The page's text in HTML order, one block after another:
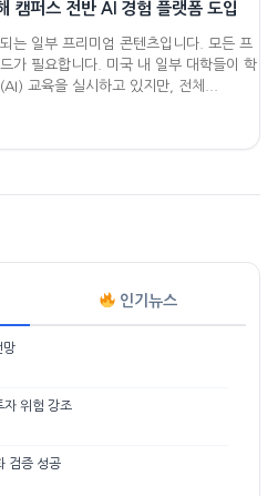
캠퍼스 전반 AI 경험 플랫폼 도입
는 일부 프리미엄 콘텐츠입니다. 모든 프
가 필요합니다. 미국 내 일부 대학들이 학
교육을 실시하고 있지만, 전체...
인기뉴스
망
자 위험 강조
검증 성공